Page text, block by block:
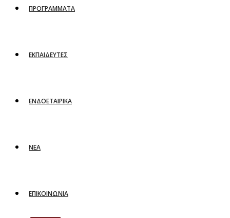
ΠΡΟΓΡΑΜΜΑΤΑ
ΕΚΠΑΙΔΕΥΤΕΣ
ΕΝΔΟΕΤΑΙΡΙΚΑ
ΝΕΑ
ΕΠΙΚΟΙΝΩΝΙΑ